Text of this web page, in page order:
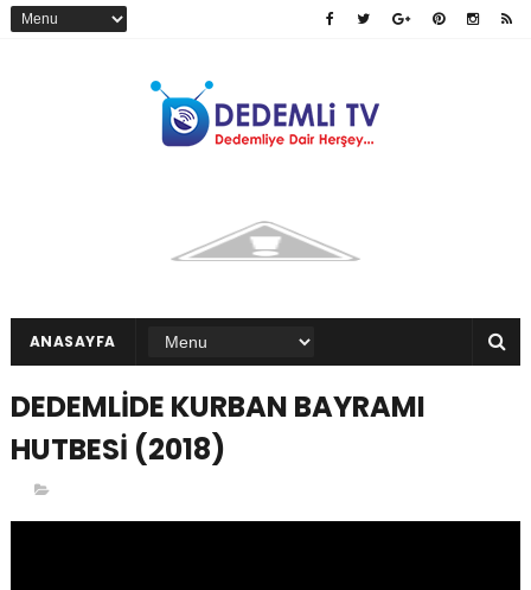
ANASAYFA
DEDEMLİDE KURBAN BAYRAMI
HUTBESİ (2018)